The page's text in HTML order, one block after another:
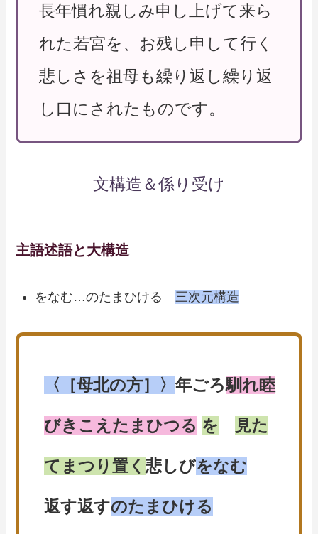
長年慣れ親しみ申し上げて来ら
れた若宮を、お残し申して行く
悲しさを祖母も繰り返し繰り返
し口にされたものです。
文構造＆係り受け
主語述語と大構造
をなむ…のたまひける三次元構造
〈［母北の方］〉 年ごろ馴れ睦
びきこえたまひつる を 見た
てまつり置く 悲しびをなむ
返す返すのたまひける